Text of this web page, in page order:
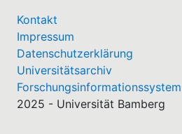
Kontakt
Impressum
Datenschutzerklärung
Universitätsarchiv
Forschungsinformationssystem
2025 - Universität Bamberg